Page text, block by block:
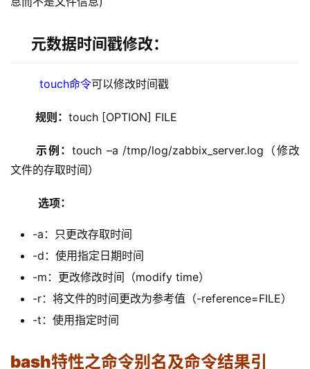
元数据时间戳修改：
touch命令可以修改时间戳
规则： touch [OPTION] FILE
示例：touch –a /tmp/log/zabbix_server.log（修改
文件的存取时间）
选项：
-a：只更改存取时间
-d：使用指定日期时间
-m：更改修改时间（modify time）
-r：将文件的时间更改为参考值（-reference=FILE）
-t：使用指定时间
bash特性之命令别名及命令结果引